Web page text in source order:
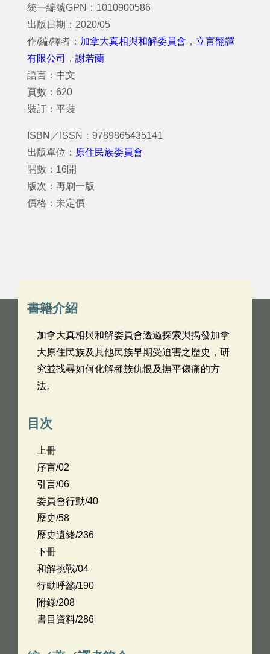
統一編號GPN：1010900586
出版日期：2020/05
作/編/譯者： 加拿大真相與和解委員會 ， 立言翻譯
有限公司
， 謝若蘭
語言：中文
頁數：620
裝訂：平裝
ISBN／ISSN：9789865435141
出版單位： 原住民族委員會
開數：16開
版次：再刷一版
價格：未定價
書籍介紹
加拿大真相與和解委員會透過探索與揭發加拿
大原住民族及其他民族早期受迫害之歷史，研
究並找尋如何化解種族仇恨及撫平傷痛的方
法。
目次
上冊
序言/02
引言/06
委員會行動/40
歷史/58
歷史遺緒/236
下冊
和解挑戰/04
行動呼籲/190
附錄/208
書目資料/286